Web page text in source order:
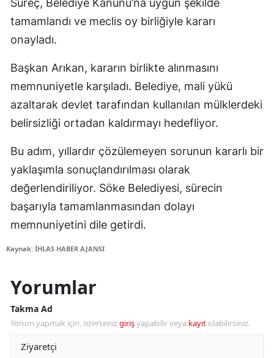
Süreç, Belediye Kanunu’na uygun şekilde
tamamlandı ve meclis oy birliğiyle kararı
onayladı.
Başkan Arıkan, kararın birlikte alınmasını
memnuniyetle karşıladı. Belediye, mali yükü
azaltarak devlet tarafından kullanılan mülklerdeki
belirsizliği ortadan kaldırmayı hedefliyor.
Bu adım, yıllardır çözülemeyen sorunun kararlı bir
yaklaşımla sonuçlandırılması olarak
değerlendiriliyor. Söke Belediyesi, sürecin
başarıyla tamamlanmasından dolayı
memnuniyetini dile getirdi.
Kaynak: İHLAS HABER AJANSI
Yorumlar
Takma Ad
Yorum yapmak için, istersenizgirişyapabilir veya kayıt olabilirsiniz.